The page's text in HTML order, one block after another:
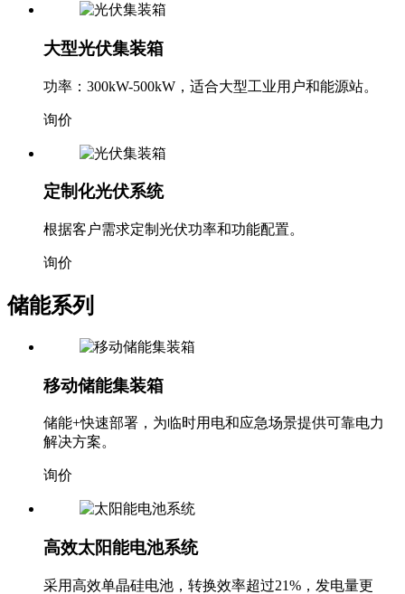
大型光伏集装箱
功率：300kW-500kW，适合大型工业用户和能源站。
询价
定制化光伏系统
根据客户需求定制光伏功率和功能配置。
询价
储能系列
移动储能集装箱
储能+快速部署，为临时用电和应急场景提供可靠电力
解决方案。
询价
高效太阳能电池系统
采用高效单晶硅电池，转换效率超过21%，发电量更